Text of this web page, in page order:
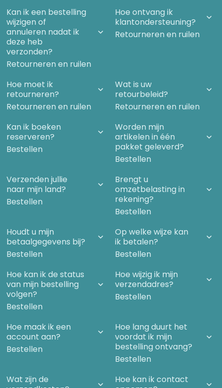
Dankwoord
Kan ik een bestelling
wijzigen of
annuleren nadat ik
deze heb
verzonden?
Retourneren en ruilen
Hoe ontvang ik
klantondersteuning?
Retourneren en ruilen
Hoe moet ik
retourneren?
Retourneren en ruilen
Wat is uw
retourbeleid?
Retourneren en ruilen
Kan ik boeken
reserveren?
Bestellen
Worden mijn
artikelen in één
pakket geleverd?
Bestellen
Verzenden jullie
naar mijn land?
Bestellen
Brengt u
omzetbelasting in
rekening?
Bestellen
Houdt u mijn
betaalgegevens bij?
Bestellen
Op welke wijze kan
ik betalen?
Bestellen
Hoe kan ik de status
van mijn bestelling
volgen?
Bestellen
Hoe wijzig ik mijn
verzendadres?
Bestellen
Hoe maak ik een
account aan?
Bestellen
Hoe lang duurt het
voordat ik mijn
bestelling ontvang?
Bestellen
Wat zijn de
Hoe kan ik contact